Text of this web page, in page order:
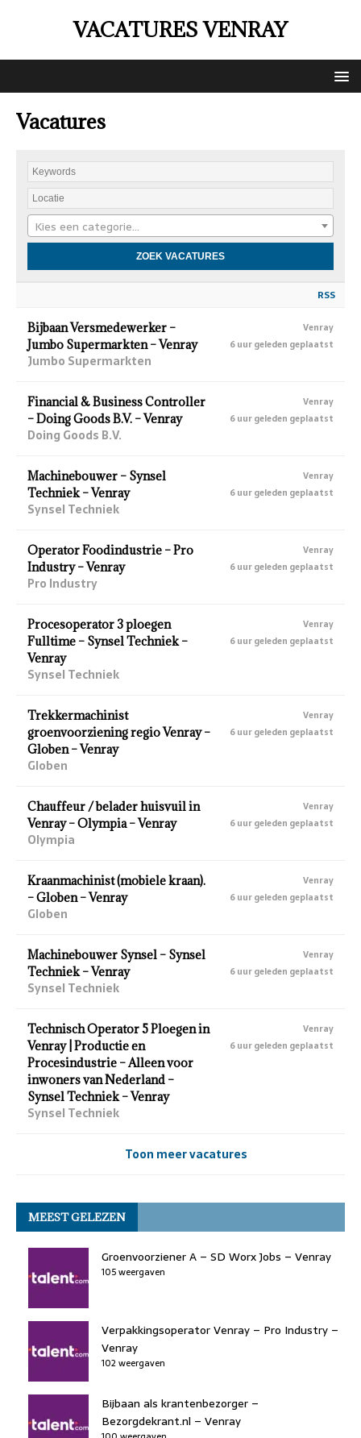
VACATURES VENRAY
Vacatures
Kies een categorie…
RSS
Bijbaan Versmedewerker –
Jumbo Supermarkten – Venray
Jumbo Supermarkten
Venray
6 uur geleden geplaatst
Financial & Business Controller
– Doing Goods B.V. – Venray
Doing Goods B.V.
Venray
6 uur geleden geplaatst
Machinebouwer – Synsel
Techniek – Venray
Synsel Techniek
Venray
6 uur geleden geplaatst
Operator Foodindustrie – Pro
Industry – Venray
Pro Industry
Venray
6 uur geleden geplaatst
Procesoperator 3 ploegen
Fulltime – Synsel Techniek –
Venray
Synsel Techniek
Venray
6 uur geleden geplaatst
Trekkermachinist
groenvoorziening regio Venray –
Globen – Venray
Globen
Venray
6 uur geleden geplaatst
Chauffeur / belader huisvuil in
Venray – Olympia – Venray
Olympia
Venray
6 uur geleden geplaatst
Kraanmachinist (mobiele kraan).
– Globen – Venray
Globen
Venray
6 uur geleden geplaatst
Machinebouwer Synsel – Synsel
Techniek – Venray
Synsel Techniek
Venray
6 uur geleden geplaatst
Technisch Operator 5 Ploegen in
Venray | Productie en
Procesindustrie – Alleen voor
inwoners van Nederland –
Synsel Techniek – Venray
Synsel Techniek
Venray
6 uur geleden geplaatst
Toon meer vacatures
MEEST GELEZEN
Groenvoorziener A – SD Worx Jobs – Venray
105 weergaven
Verpakkingsoperator Venray – Pro Industry –
Venray
102 weergaven
Bijbaan als krantenbezorger –
Bezorgdekrant.nl – Venray